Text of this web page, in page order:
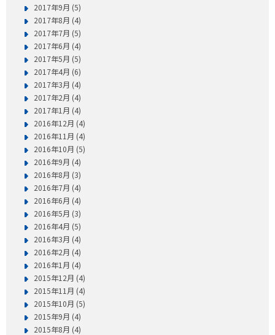
2017年9月 (5)
2017年8月 (4)
2017年7月 (5)
2017年6月 (4)
2017年5月 (5)
2017年4月 (6)
2017年3月 (4)
2017年2月 (4)
2017年1月 (4)
2016年12月 (4)
2016年11月 (4)
2016年10月 (5)
2016年9月 (4)
2016年8月 (3)
2016年7月 (4)
2016年6月 (4)
2016年5月 (3)
2016年4月 (5)
2016年3月 (4)
2016年2月 (4)
2016年1月 (4)
2015年12月 (4)
2015年11月 (4)
2015年10月 (5)
2015年9月 (4)
2015年8月 (4)